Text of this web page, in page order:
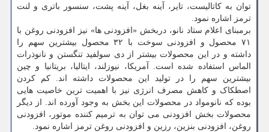
توان به کاتالیست، تایر، آینه بغل، آینه پشت، سنسور باتری و لنت
ترمز اشاره نمود.
برمبنای اعلام ستاد نانو، دربخش «افزودنی ها» نیز افزودنی روغن با
۷۱ محصول و افزودنی سوخت با ۳۲ محصول بیشترین سهم را
داشته و در این محصولات بیشتر از دی سولفید تنگستن و نانوذرات
الماس استفاده شده است. آمریکا، نیوزلند، ایتالیا، بریتانیا و چین
بیشترین سهم را در تولید این محصولات داشته اند. کم کردن
اصطکاک و کاهش مصرف انرژی نیز با اهمیت ترین خاصیت هایی
بوده که نانومواد در محصولات این بخش به وجود آورده اند. از دیگر
محصولات بخش افزودنی می توان به ترمیم کننده موتور، افزودنی
روغن، افزودنی بنزین، رزین و افزودنی روغن ترمز اشاره نمود.